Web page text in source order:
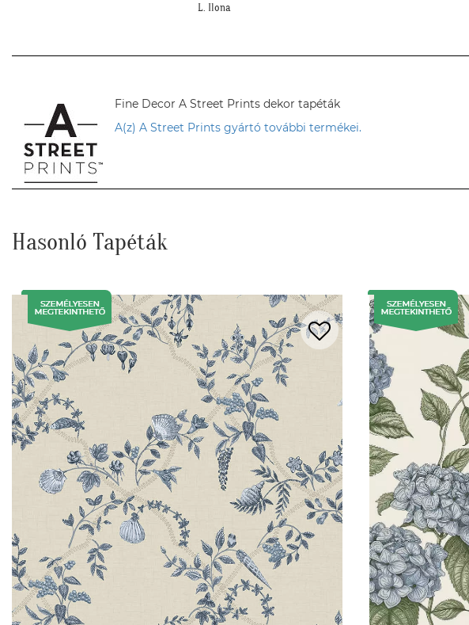
H. Sára
Fine Decor A Street Prints dekor tapéták
A(z) A Street Prints gyártó további termékei.
Hasonló Tapéták